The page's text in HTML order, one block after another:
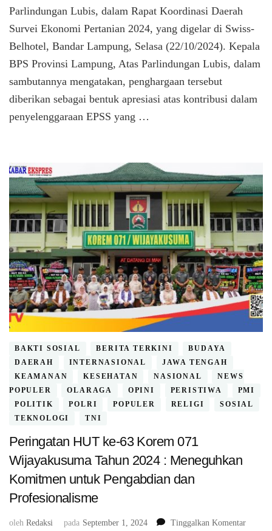
Parlindungan Lubis, dalam Rapat Koordinasi Daerah
Survei Ekonomi Pertanian 2024, yang digelar di Swiss-
Belhotel, Bandar Lampung, Selasa (22/10/2024). Kepala
BPS Provinsi Lampung, Atas Parlindungan Lubis, dalam
sambutannya mengatakan, penghargaan tersebut
diberikan sebagai bentuk apresiasi atas kontribusi dalam
penyelenggaraan EPSS yang …
BAKTI SOSIAL BERITA TERKINI
BUDAYA
DAERAH
INTERNASIONAL
JAWA TENGAH
KEAMANAN
KESEHATAN NASIONAL
NEWS
POPULER
OLARAGA OPINI PERISTIWA
PMI
POLITIK
POLRI POPULER RELIGI
SOSIAL
TEKNOLOGI
TNI
Peringatan HUT ke-63 Korem 071
Wijayakusuma Tahun 2024 : Meneguhkan
Komitmen untuk Pengabdian dan
Profesionalisme
oleh Redaksi pada September 1, 2024 Tinggalkan Komentarpada